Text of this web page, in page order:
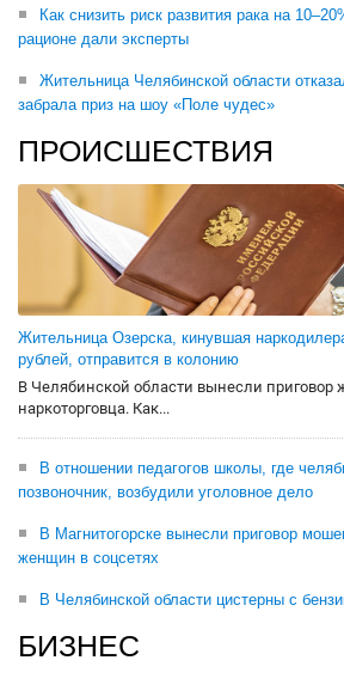
Как снизить риск развития рака на
рационе дали эксперты
Жительница Челябинской области
забрала приз на шоу «Поле чудес»
ПРОИСШЕСТВИЯ
Жительница Озерска, кинувшая
рублей, отправится в колонию
В Челябинской области вынесли
наркоторговца. Как...
В отношении педагогов школы, где
позвоночник, возбудили уголовное дело
В Магнитогорске вынесли приговор
женщин в соцсетях
В Челябинской области цистерны с
БИЗНЕС